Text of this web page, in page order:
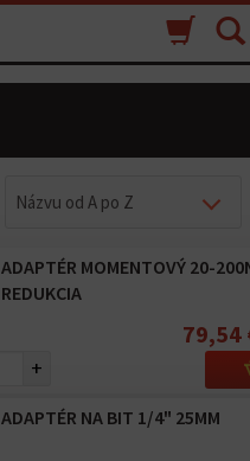
Nákupný
košík
Názvu od A po Z
ADAPTÉR MOMENTOVÝ 20-
REDUKCIA
79,54
+
ADAPTÉR NA BIT 1/4" 25MM